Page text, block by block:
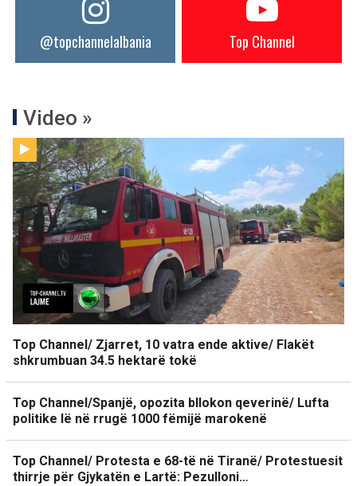
@topchannelalbania Top Channel
Video »
Top Channel/ Zjarret, 10 vatra ende aktive/ Flakët
shkrumbuan 34.5 hektarë tokë
Top Channel/Spanjë, opozita bllokon qeverinë/ Lufta
politike lë në rrugë 1000 fëmijë marokenë
Top Channel/ Protesta e 68-të në Tiranë/ Protestuesit
thirrje për Gjykatën e Lartë: Pezulloni…